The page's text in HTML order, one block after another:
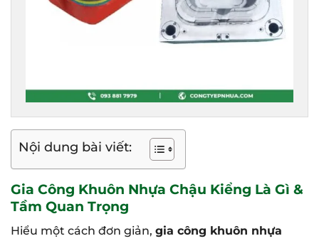
Nội dung bài viết:
Gia Công Khuôn Nhựa Chậu Kiểng Là Gì &
Tầm Quan Trọng
Hiểu một cách đơn giản, gia công khuôn nhựa